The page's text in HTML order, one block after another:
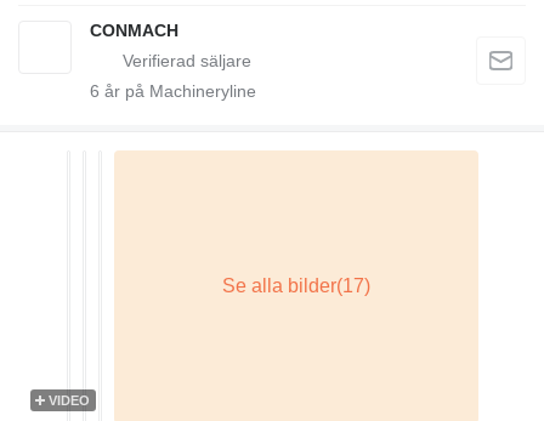
CONMACH
6 år på Machineryline
VIDEO